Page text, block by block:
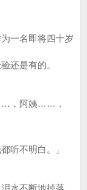
一名即将四十岁
还是有的。
，阿姨……，
听不明白。」
不断地掉落，